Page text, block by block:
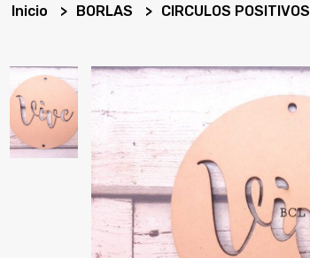
Inicio BORLAS CIRCULOS POSITIVOS